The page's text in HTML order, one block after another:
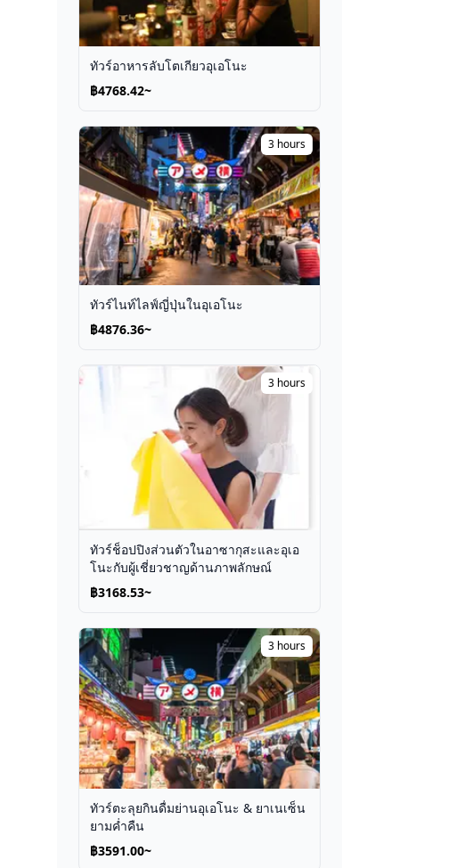
ทัวร์อาหารลับโตเกียวอุเอโนะ
฿4768.42~
3 hours
ทัวร์ไนท์ไลฟ์ญี่ปุ่นในอุเอโนะ
฿4876.36~
3 hours
ทัวร์ช็อปปิงส่วนตัวในอาซากุสะและอุเอ
โนะกับผู้เชี่ยวชาญด้านภาพลักษณ์
฿3168.53~
3 hours
ทัวร์ตะลุยกินดื่มย่านอุเอโนะ & ยาเนเซ็น
ยามค่ำคืน
฿3591.00~